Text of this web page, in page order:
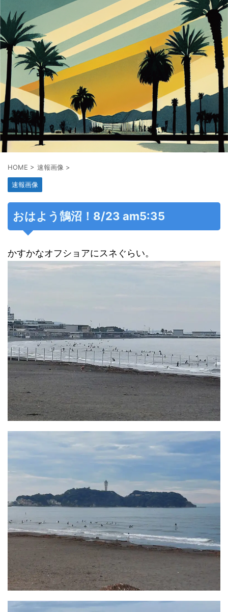
HOME > 速報画像 >
速報画像
おはよう鵠沼！8/23 am5:35
かすかなオフショアにスネぐらい。